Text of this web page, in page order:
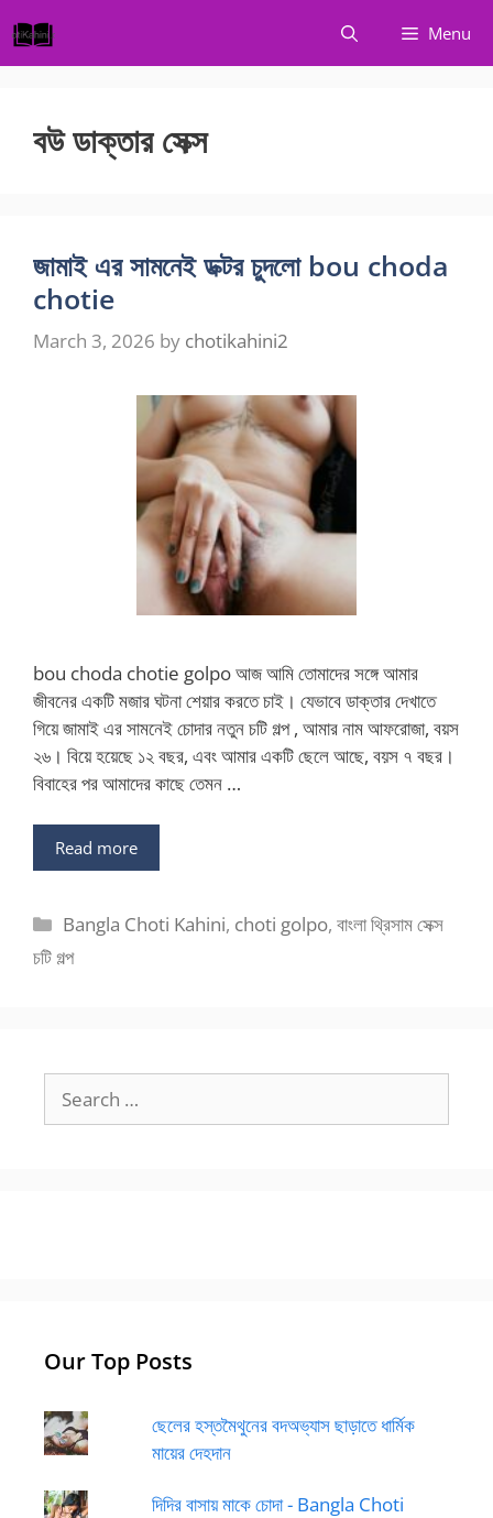
to
content
Menu
বউ ডাক্তার সেক্স
জামাই এর সামনেই ডক্টর চুদলো bou choda
chotie
March 3, 2026 by chotikahini2
bou choda chotie golpo আজ আমি তোমাদের সঙ্গে আমার
জীবনের একটি মজার ঘটনা শেয়ার করতে চাই। যেভাবে ডাক্তার দেখাতে
গিয়ে জামাই এর সামনেই চোদার নতুন চটি গল্প , আমার নাম আফরোজা, বয়স
২৬। বিয়ে হয়েছে ১২ বছর, এবং আমার একটি ছেলে আছে, বয়স ৭ বছর।
বিবাহের পর আমাদের কাছে তেমন …
Read more
Categories
Bangla Choti Kahini, choti golpo,বাংলা থ্রিসাম সেক্স
চটি গল্প
for:
Our Top Posts
ছেলের হস্তমৈথুনের বদঅভ্যাস ছাড়াতে ধার্মিক
মায়ের দেহদান
দিদির বাসায় মাকে চোদা - Bangla Choti